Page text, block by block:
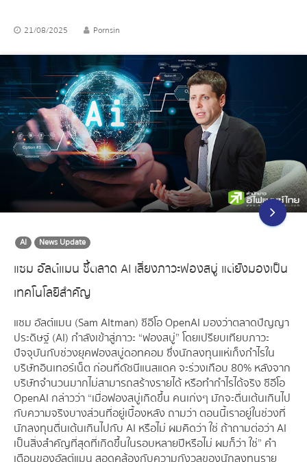
21/08/2025 Pornsin
AI News Update
แซม อัลต์แมน ชี้ตลาด AI เสี่ยงภาวะฟองสบู่ แต่ยังมองเป็น
เทคโนโลยีสำคัญ
แซม อัลต์แมน (Sam Altman) ซีอีโอ OpenAI มองว่าตลาดปัญญา
ประดิษฐ์ (AI) กำลังเข้าสู่ภาวะ “ฟองสบู่” โดยเปรียบเทียบภาวะ
ปัจจุบันกับช่วงยุคฟองสบู่ดอทคอม ซึ่งนักลงทุนแห่เก็งกำไรใน
บริษัทอินเทอร์เน็ต ก่อนที่ดัชนีแนสแดค จะร่วงเกือบ 80% หลังจาก
บริษัทจำนวนมากไม่สามารถสร้างรายได้ หรือทำกำไรได้จริง ซีอีโอ
OpenAI กล่าวว่า “เมื่อฟองสบู่เกิดขึ้น คนเก่งๆ มักจะตื่นเต้นเกินไป
กับความจริงบางส่วนที่อยู่เบื้องหลัง ถามว่า ตอนนี้เราอยู่ในช่วงที่
นักลงทุนตื่นเต้นเกินไปกับ AI หรือไม่ ผมคิดว่า ใช่ ถ้าถามต่อว่า AI
เป็นสิ่งสำคัญที่สุดที่เกิดขึ้นในรอบหลายปีหรือไม่ ผมก็ว่า ใช่” คำ
เตือนของอัลต์แมน สอดคล้องกับความกังวลของนักลงทุนราย